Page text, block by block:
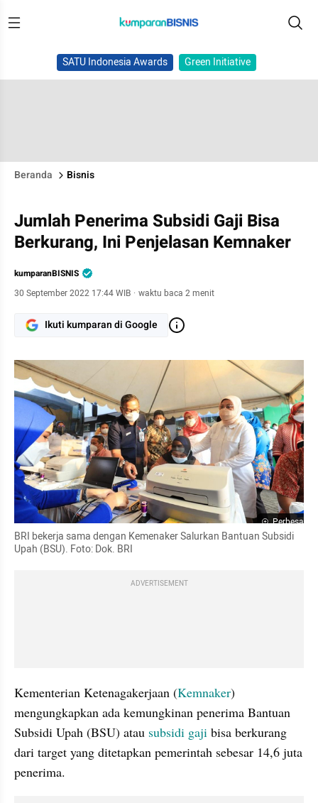
SATU Indonesia Awards Green Initiative
Beranda Bisnis
Jumlah Penerima Subsidi Gaji Bisa
Berkurang, Ini Penjelasan Kemnaker
kumparanBISNIS
30 September 2022 17:44 WIB · waktu baca 2 menit
Ikuti kumparan di Google
Perbesar
BRI bekerja sama dengan Kemenaker Salurkan Bantuan Subsidi
Upah (BSU). Foto: Dok. BRI
ADVERTISEMENT
Kementerian Ketenagakerjaan (Kemnaker)
mengungkapkan ada kemungkinan penerima Bantuan
Subsidi Upah (BSU) atau subsidi gaji bisa berkurang
dari target yang ditetapkan pemerintah sebesar 14,6 juta
penerima.